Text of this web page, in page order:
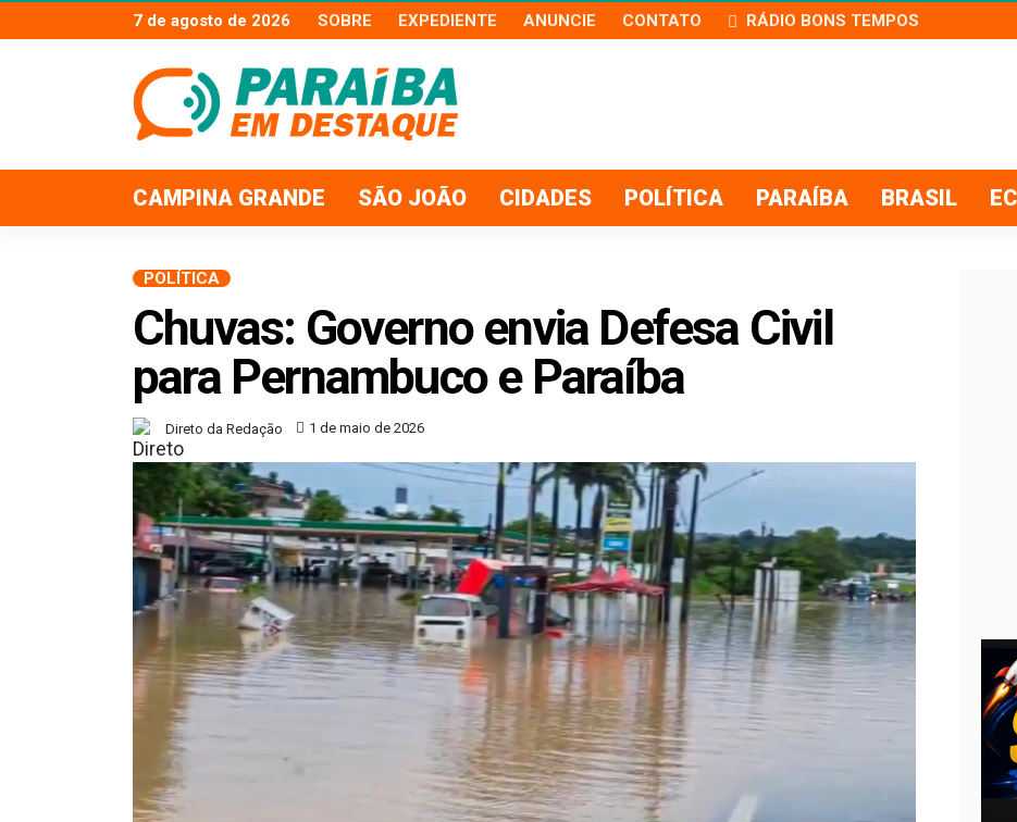
7 de agosto de 2026 SOBRE EXPEDIENTE ANUNCIE CONTATO RÁDIO BONS TEMPOS
CAMPINA GRANDE SÃO JOÃO CIDADES POLÍTICA PARAÍBA BRASIL
POLÍTICA
Chuvas: Governo envia Defesa Civil
para Pernambuco e Paraíba
Direto da Redação 1 de maio de 2026